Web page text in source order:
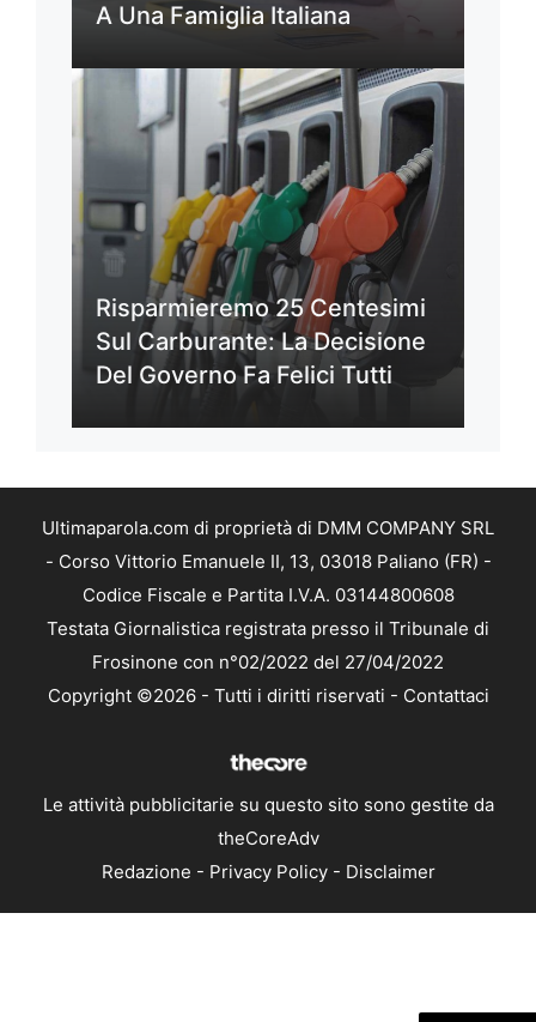
A Una Famiglia Italiana
Risparmieremo 25 Centesimi
Sul Carburante: La Decisione
Del Governo Fa Felici Tutti
Ultimaparola.com di proprietà di DMM COMPANY SRL
- Corso Vittorio Emanuele II, 13, 03018 Paliano (FR) -
Codice Fiscale e Partita I.V.A. 03144800608
Testata Giornalistica registrata presso il Tribunale di
Frosinone con n°02/2022 del 27/04/2022
Copyright ©2026 - Tutti i diritti riservati - Contattaci
Le attività pubblicitarie su questo sito sono gestite da
theCoreAdv
Redazione - Privacy Policy- Disclaimer